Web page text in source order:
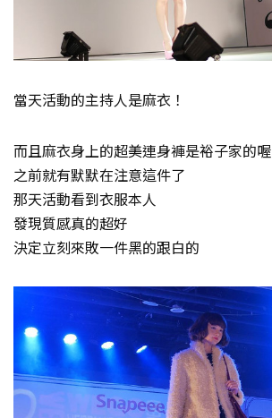
當天活動的主持人是麻衣！
而且麻衣身上的超美連身褲是裕子家的喔
之前就有默默在注意這件了
那天活動看到衣服本人
發現質感真的超好
決定立刻來敗一件黑的跟白的